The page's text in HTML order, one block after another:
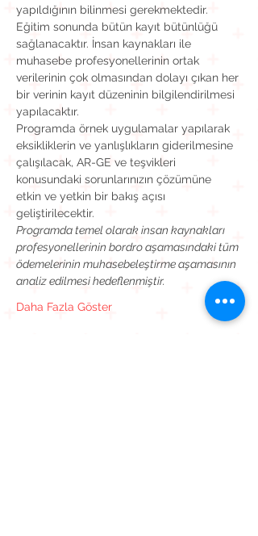
yapıldığının bilinmesi gerekmektedir.
Eğitim sonunda bütün kayıt bütünlüğü
sağlanacaktır. İnsan kaynakları ile
muhasebe profesyonellerinin ortak
verilerinin çok olmasından dolayı çıkan her
bir verinin kayıt düzeninin bilgilendirilmesi
yapılacaktır.
Programda örnek uygulamalar yapılarak
eksikliklerin ve yanlışlıkların giderilmesine
çalışılacak, AR-GE ve teşvikleri
konusundaki sorunlarınızın çözümüne
etkin ve yetkin bir bakış açısı
geliştirilecektir.
Programda temel olarak insan kaynakları
profesyonellerinin bordro aşamasındaki tüm
ödemelerinin muhasebeleştirme aşamasının
analiz edilmesi hedeflenmiştir.
Daha Fazla Göster